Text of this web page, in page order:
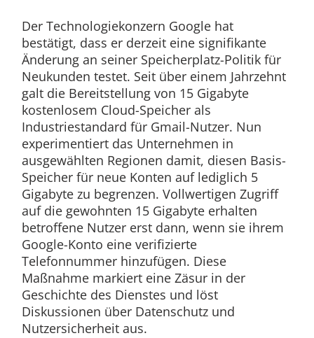
Der Technologiekonzern Google hat
bestätigt, dass er derzeit eine signifikante
Änderung an seiner Speicherplatz-Politik für
Neukunden testet. Seit über einem Jahrzehnt
galt die Bereitstellung von 15 Gigabyte
kostenlosem Cloud-Speicher als
Industriestandard für Gmail-Nutzer. Nun
experimentiert das Unternehmen in
ausgewählten Regionen damit, diesen Basis-
Speicher für neue Konten auf lediglich 5
Gigabyte zu begrenzen. Vollwertigen Zugriff
auf die gewohnten 15 Gigabyte erhalten
betroffene Nutzer erst dann, wenn sie ihrem
Google-Konto eine verifizierte
Telefonnummer hinzufügen. Diese
Maßnahme markiert eine Zäsur in der
Geschichte des Dienstes und löst
Diskussionen über Datenschutz und
Nutzersicherheit aus.